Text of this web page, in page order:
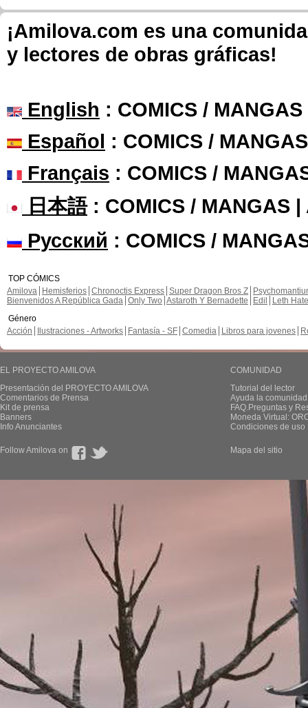
¡Amilova.com es una
y lectores de obras gráficas!
English : COMICS /
Español : COMICS /
Français : COMICS /
日本語: COMICS / MANGAS |
Русский : COMICS /
TOP CÓMICS
Amilova
Hemisferios Chronoctis Express Super Dragon Bros Z
Bienvenidos A República Gada Only Two Astaroth Y Bernadette Edil
Leth Hate
Género
Acción
Ilustraciones - Artworks Fantasía - SF Comedia Libros para jovenes
EL PROYECTO AMILOVA
Presentación del PROYECTO AMILOVA
Comentarios de Prensa
Kit de prensa
Banners
Info Anunciantes
COMUNIDAD
Tutorial del lector
Ayuda la
FAQ.Preguntas y
Moneda Virtual:
Condiciones de uso
Follow Amilova on Mapa del sitio